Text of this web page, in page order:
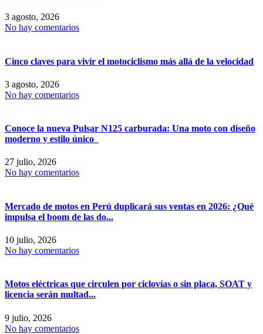
3 agosto, 2026
No hay comentarios
Cinco claves para vivir el motociclismo más allá de la velocidad
3 agosto, 2026
No hay comentarios
Conoce la nueva Pulsar N125 carburada: Una moto con diseño
moderno y estilo único
27 julio, 2026
No hay comentarios
Mercado de motos en Perú duplicará sus ventas en 2026: ¿Qué
impulsa el boom de las do...
10 julio, 2026
No hay comentarios
Motos eléctricas que circulen por ciclovías o sin placa, SOAT y
licencia serán multad...
9 julio, 2026
No hay comentarios